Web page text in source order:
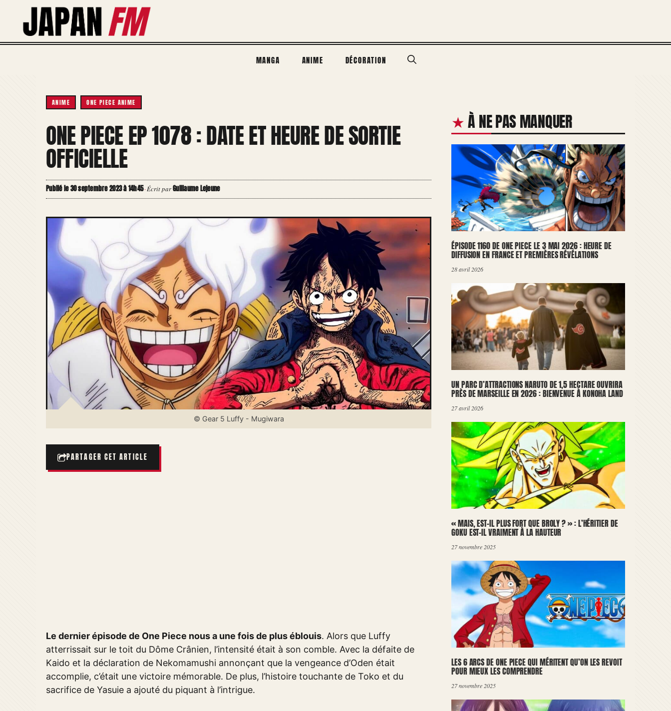
contenu
MANGA ANIME DÉCORATION
ANIME ONE PIECE ANIME
ONE PIECE EP 1078 : DATE ET HEURE DE SORTIE
OFFICIELLE
Publié le 30 septembre 2023 à 14h45·Écrit parGuillaume Lejeune
© Gear 5 Luffy - Mugiwara
PARTAGER CET ARTICLE
Le dernier épisode de One Piece nous a une fois de plus éblouis. Alors que Luffy
atterrissait sur le toit du Dôme Crânien, l’intensité était à son comble. Avec la défaite de
Kaido et la déclaration de Nekomamushi annonçant que la vengeance d’Oden était
accomplie, c’était une victoire mémorable. De plus, l’histoire touchante de Toko et du
sacrifice de Yasuie a ajouté du piquant à l’intrigue.
À NE PAS MANQUER
ÉPISODE 1160 DE ONE PIECE LE 3 MAI 2026 : HEURE DE
DIFFUSION EN FRANCE ET PREMIÈRES RÉVÉLATIONS
28 avril 2026
UN PARC D’ATTRACTIONS NARUTO DE 1,5 HECTARE OUVRIRA
PRÈS DE MARSEILLE EN 2026 : BIENVENUE À KONOHA LAND
27 avril 2026
« MAIS, EST-IL PLUS FORT QUE BROLY ? » : L’HÉRITIER DE
GOKU EST-IL VRAIMENT À LA HAUTEUR
27 novembre 2025
LES 6 ARCS DE ONE PIECE QUI MÉRITENT QU’ON LES REVOIT
POUR MIEUX LES COMPRENDRE
27 novembre 2025